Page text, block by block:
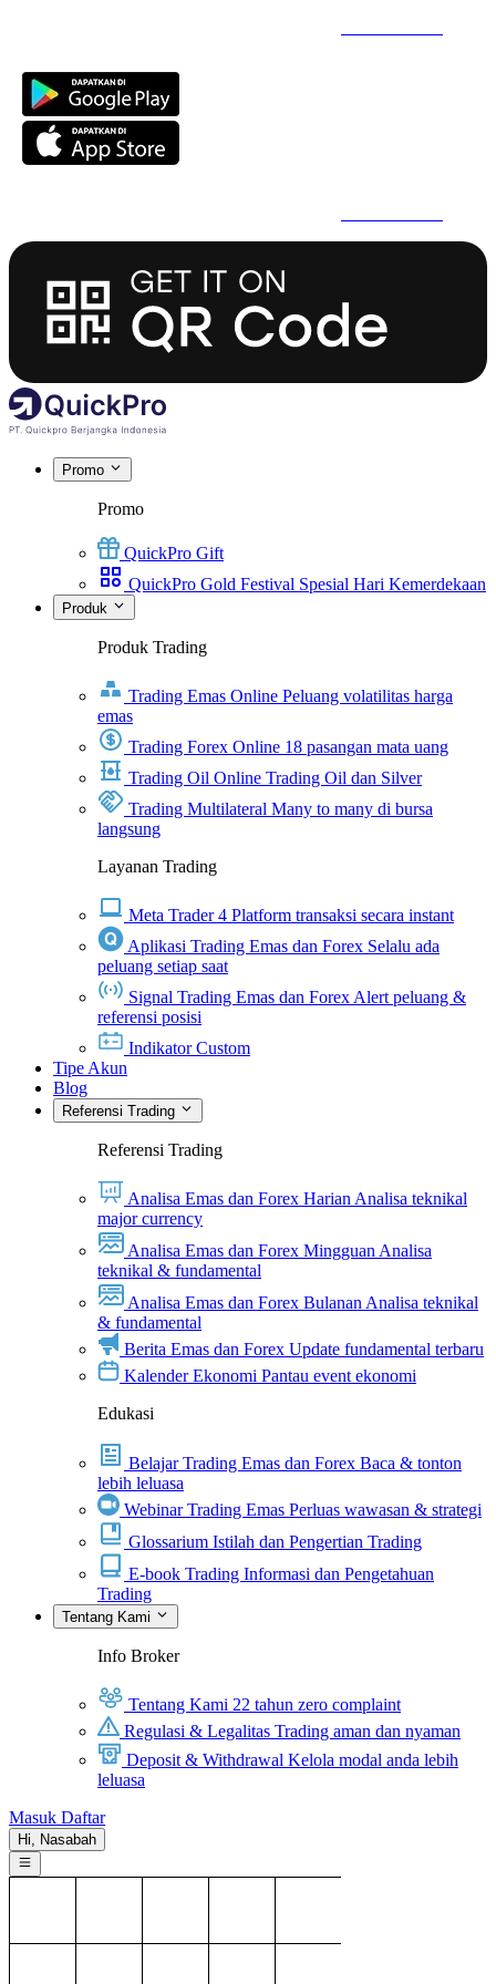
Promo
Promo
QuickPro Gift
QuickPro Gold Festival Spesial Hari Kemerdekaan
Produk
Produk Trading
Trading Emas Online Peluang volatilitas harga
emas
Trading Forex Online 18 pasangan mata uang
Trading Oil Online Trading Oil dan Silver
Trading Multilateral Many to many di bursa
langsung
Layanan Trading
Meta Trader 4 Platform transaksi secara instant
Aplikasi Trading Emas dan Forex Selalu ada
peluang setiap saat
Signal Trading Emas dan Forex Alert peluang &
referensi posisi
Indikator Custom
Tipe Akun
Blog
Referensi Trading
Referensi Trading
Analisa Emas dan Forex Harian Analisa teknikal
major currency
Analisa Emas dan Forex Mingguan Analisa
teknikal & fundamental
Analisa Emas dan Forex Bulanan Analisa teknikal
& fundamental
Berita Emas dan Forex Update fundamental terbaru
Kalender Ekonomi Pantau event ekonomi
Edukasi
Belajar Trading Emas dan Forex Baca & tonton
lebih leluasa
Webinar Trading Emas Perluas wawasan & strategi
Glossarium Istilah dan Pengertian Trading
E-book Trading Informasi dan Pengetahuan
Trading
Tentang Kami
Info Broker
Tentang Kami 22 tahun zero complaint
Regulasi & Legalitas Trading aman dan nyaman
Deposit & Withdrawal Kelola modal anda lebih
leluasa
Masuk Daftar
Hi, Nasabah